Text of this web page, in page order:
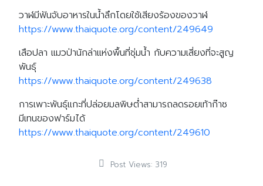
วาฬมีฟันจับอาหารในน้ำลึกโดยใช้เสียงร้องของวาฬ
https://www.thaiquote.org/content/249649
เสือปลา แมวป่านักล่าแห่งพื้นที่ชุ่มน้ำ กับความเสี่ยงที่จะสูญ
พันธุ์
https://www.thaiquote.org/content/249638
การเพาะพันธุ์แกะที่ปล่อยมลพิษต่ำสามารถลดรอยเท้าก๊าซ
มีเทนของฟาร์มได้
https://www.thaiquote.org/content/249610
Post Views: 319